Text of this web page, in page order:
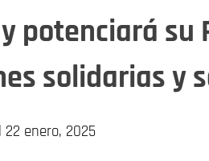
potenciará su
solidarias y
22 enero, 2025